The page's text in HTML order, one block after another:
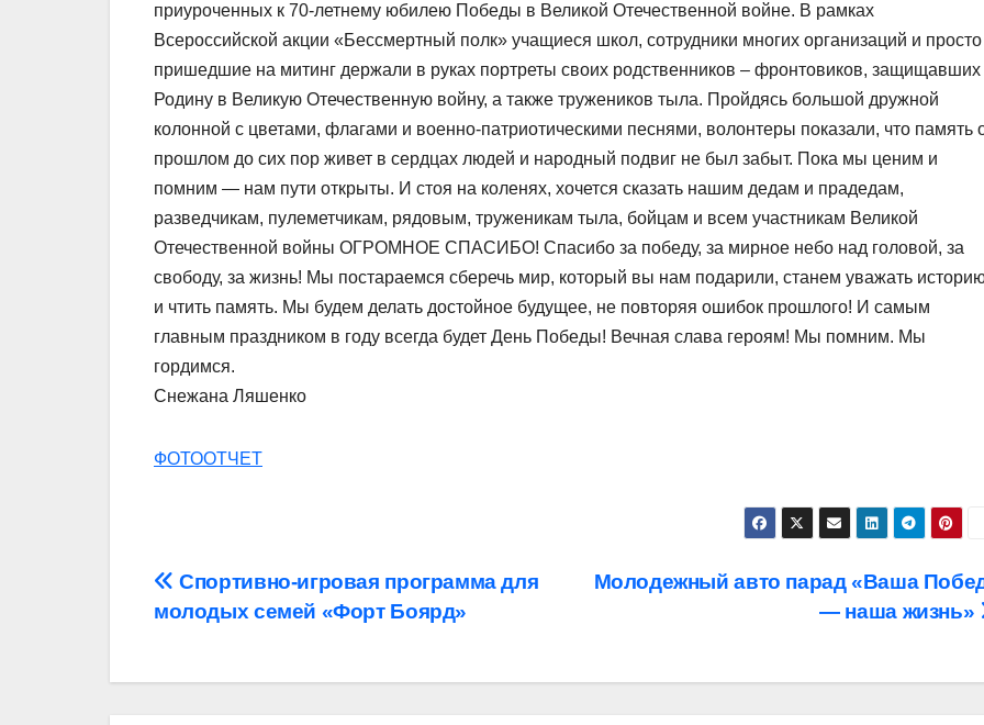
приуроченных к 70-летнему юбилею Победы в Великой Отечественной войне. В рамках
Всероссийской акции «Бессмертный полк» учащиеся школ, сотрудники многих организаций и просто
пришедшие на митинг держали в руках портреты своих родственников – фронтовиков, защищавших
Родину в Великую Отечественную войну, а также тружеников тыла. Пройдясь большой дружной
колонной с цветами, флагами и военно-патриотическими песнями, волонтеры показали, что память
прошлом до сих пор живет в сердцах людей и народный подвиг не был забыт. Пока мы ценим и
помним — нам пути открыты. И стоя на коленях, хочется сказать нашим дедам и прадедам,
разведчикам, пулеметчикам, рядовым, труженикам тыла, бойцам и всем участникам Великой
Отечественной войны ОГРОМНОЕ СПАСИБО! Спасибо за победу, за мирное небо над головой, за
свободу, за жизнь! Мы постараемся сберечь мир, который вы нам подарили, станем уважать
и чтить память. Мы будем делать достойное будущее, не повторяя ошибок прошлого! И самым
главным праздником в году всегда будет День Победы! Вечная слава героям! Мы помним. Мы
гордимся.
Снежана Ляшенко
ФОТООТЧЕТ
Навигация
записям
Молодежный авто парад «Ваша
— наша жизнь»
Спортивно-игровая программа для
молодых семей «Форт Боярд»